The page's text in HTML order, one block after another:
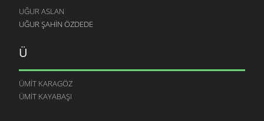
UĞUR ASLAN
UĞUR ŞAHIN ÖZDEDE
Ü
ÜMIT KARAGÖZ
ÜMIT KAYABAŞI